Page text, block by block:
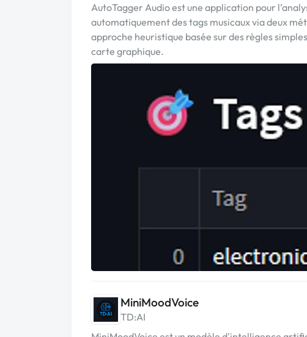
AutoTagger Audio est une application pour
automatiquement des tags musicaux via deux
approche heuristique basée sur des règles
carte graphique.
MiniMoodVoice
TD:AI